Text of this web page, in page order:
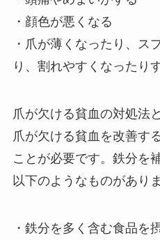
・顔色が悪くなる
・爪が薄くなったり、ス
り、割れやすくなったり
爪が欠ける貧血の対処法
爪が欠ける貧血を改善す
ことが必要です。鉄分を
以下のようなものがありま
・鉄分を多く含む食品を